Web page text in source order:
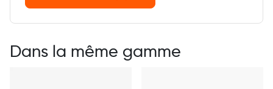
Dans la même gamme